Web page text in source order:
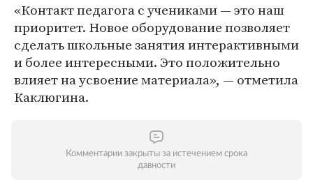
«Контакт педагога с учениками — это наш
приоритет. Новое оборудование позволяет
сделать школьные занятия интерактивными
и более интересными. Это положительно
влияет на усвоение материала», — отметила
Каклюгина.
Комментарии закрыты за истечением срока
давности